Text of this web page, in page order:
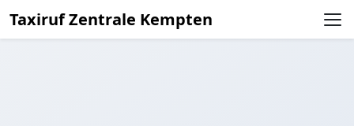
Taxiruf Zentrale Kempten